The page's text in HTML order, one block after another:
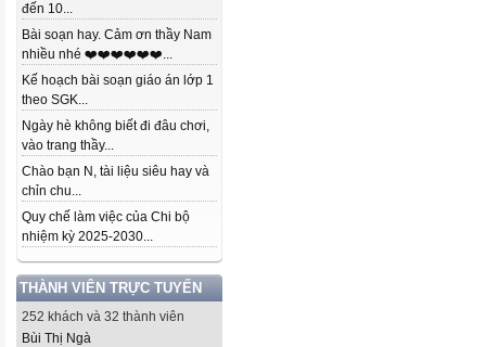
đến 10...
Bài soạn hay. Cảm ơn thầy Nam
nhiều nhé ❤️❤️❤️❤️❤️❤️...
Kế hoạch bài soạn giáo án lớp 1
theo SGK...
Ngày hè không biết đi đâu chơi,
vào trang thầy...
Chào bạn N, tài liệu siêu hay và
chỉn chu...
Quy chế làm việc của Chi bộ
nhiệm kỳ 2025-2030...
THÀNH VIÊN TRỰC TUYẾN
252 khách và 32 thành viên
Bùi Thị Ngà